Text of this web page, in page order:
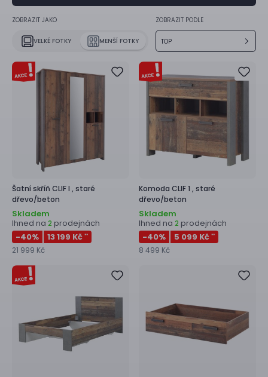
ZOBRAZIT JAKO
VELKÉ FOTKY MENŠÍ FOTKY
ZOBRAZIT PODLE
TOP
Šatní skříň CLIF I ,staré
dřevo/beton
Skladem
Ihned na 2 prodejnách
-40% 13 199 Kč **
21 999 Kč
Komoda CLIF 1 ,staré
dřevo/beton
Skladem
Ihned na 2 prodejnách
-40% 5 099 Kč **
8 499 Kč